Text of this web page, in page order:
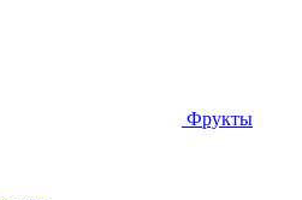
Фрукты